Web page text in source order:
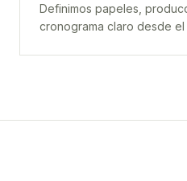
Definimos papeles,
cronograma claro desde